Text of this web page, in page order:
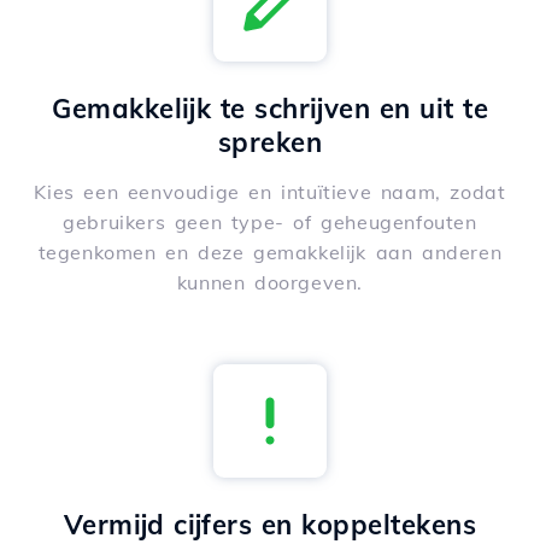
Gemakkelijk te schrijven en uit te
spreken
Kies een eenvoudige en intuïtieve naam, zodat
gebruikers geen type- of geheugenfouten
tegenkomen en deze gemakkelijk aan anderen
kunnen doorgeven.
Vermijd cijfers en koppeltekens